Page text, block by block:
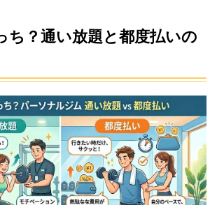
ち？通い放題と都度払いの